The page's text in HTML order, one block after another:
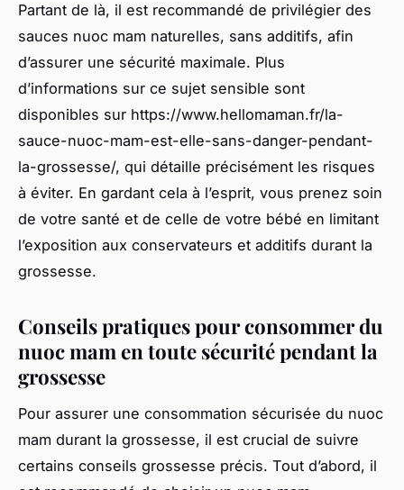
Partant de là, il est recommandé de privilégier des
sauces nuoc mam naturelles, sans additifs, afin
d’assurer une sécurité maximale. Plus
d’informations sur ce sujet sensible sont
disponibles sur https://www.hellomaman.fr/la-
sauce-nuoc-mam-est-elle-sans-danger-pendant-
la-grossesse/, qui détaille précisément les risques
à éviter. En gardant cela à l’esprit, vous prenez soin
de votre santé et de celle de votre bébé en limitant
l’exposition aux conservateurs et additifs durant la
grossesse.
Conseils pratiques pour consommer du
nuoc mam en toute sécurité pendant la
grossesse
Pour assurer une consommation sécurisée du nuoc
mam durant la grossesse, il est crucial de suivre
certains conseils grossesse précis. Tout d’abord, il